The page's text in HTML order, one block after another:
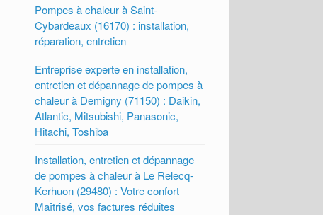
Pompes à chaleur à Saint-
Cybardeaux (16170) : installation,
réparation, entretien
Entreprise experte en installation,
entretien et dépannage de pompes à
chaleur à Demigny (71150) : Daikin,
Atlantic, Mitsubishi, Panasonic,
Hitachi, Toshiba
Installation, entretien et dépannage
de pompes à chaleur à Le Relecq-
Kerhuon (29480) : Votre confort
Maîtrisé, vos factures réduites